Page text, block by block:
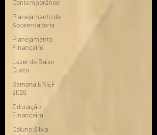
Contemporâneo
Planejamento de
Aposentadoria
Planejamento
Financeiro
Lazer de Baixo
Custo
Semana ENEF
2026
Educação
Financeira
Coluna Silvia